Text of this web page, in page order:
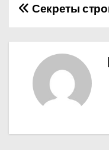
Н
а
а
Секреты